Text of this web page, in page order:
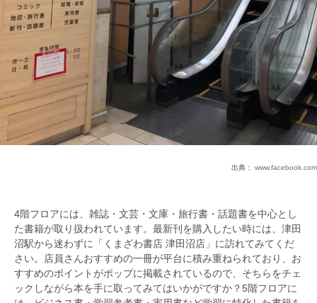
出典： www.facebook.com
4階フロアには、雑誌・文芸・文庫・旅行書・話題書を中心とし
た書籍が取り扱われています。最新刊を購入したい時には、津田
沼駅から迷わずに「くまざわ書店 津田沼店」に訪れてみてくだ
さい。店員さんおすすめの一冊が平台に積み重ねられており、お
すすめのポイントがポップに掲載されているので、そちらをチェ
ックしながら本を手に取ってみてはいかがですか？5階フロアに